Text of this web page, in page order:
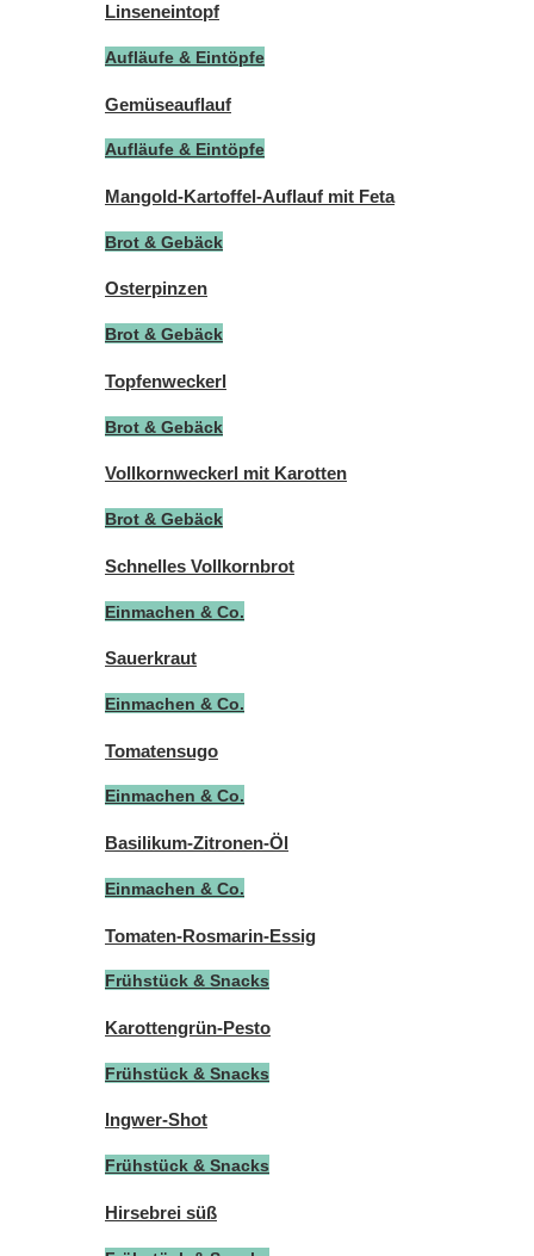
Linseneintopf
Aufläufe & Eintöpfe
Gemüseauflauf
Aufläufe & Eintöpfe
Mangold-Kartoffel-Auflauf mit Feta
Brot & Gebäck
Osterpinzen
Brot & Gebäck
Topfenweckerl
Brot & Gebäck
Vollkornweckerl mit Karotten
Brot & Gebäck
Schnelles Vollkornbrot
Einmachen & Co.
Sauerkraut
Einmachen & Co.
Tomatensugo
Einmachen & Co.
Basilikum-Zitronen-Öl
Einmachen & Co.
Tomaten-Rosmarin-Essig
Frühstück & Snacks
Karottengrün-Pesto
Frühstück & Snacks
Ingwer-Shot
Frühstück & Snacks
Hirsebrei süß